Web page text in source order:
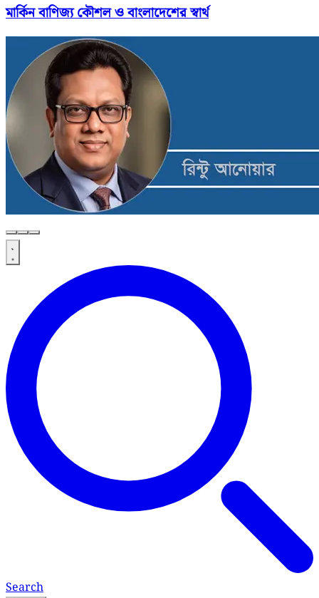
মার্কিন বাণিজ্য কৌশল ও বাংলাদেশের স্বার্থ
Search